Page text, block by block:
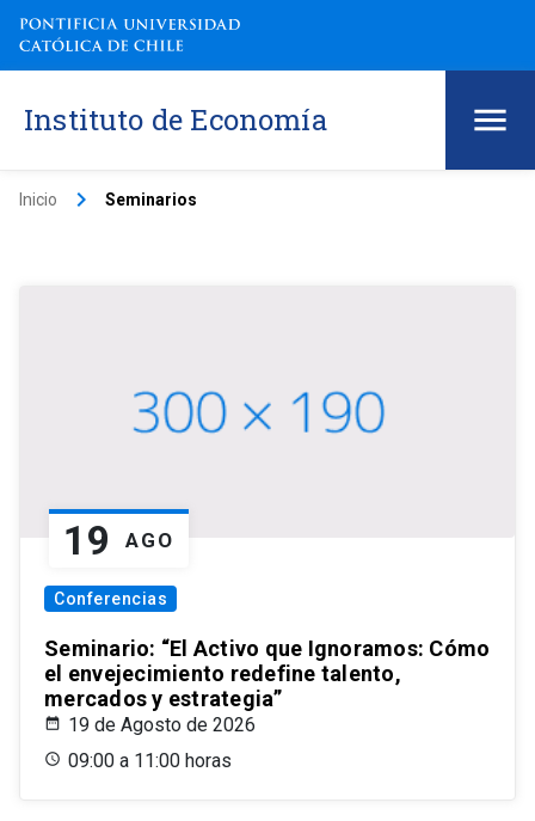
Instituto de Economía
Inicio keyboard_arrow_right Seminarios
19 AGO
Conferencias
Seminario: “El Activo que Ignoramos: Cómo
el envejecimiento redefine talento,
mercados y estrategia”
19 de Agosto de 2026
09:00 a 11:00 horas